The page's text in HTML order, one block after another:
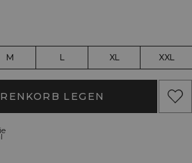
M L XL XXL
LEGEN